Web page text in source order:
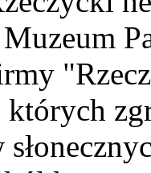
których